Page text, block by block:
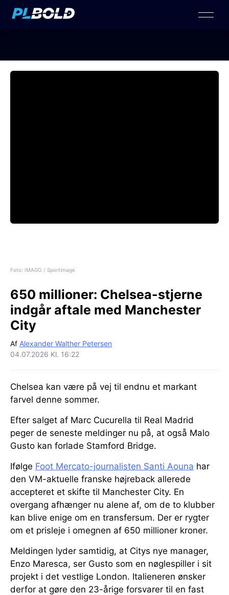
Foto: IMAGO / Sportimage
650 millioner: Chelsea-stjerne
indgår aftale med Manchester
City
Af Alexander Walther Petersen
04.07.2026 Kl. 16:22
Chelsea kan være på vej til endnu et markant
farvel denne sommer.
Efter salget af Marc Cucurella til Real Madrid
peger de seneste meldinger nu på, at også Malo
Gusto kan forlade Stamford Bridge.
Ifølge Foot Mercato-journalisten Santi Aouna har
den VM-aktuelle franske højreback allerede
accepteret et skifte til Manchester City. En
overgang afhænger nu alene af, om de to klubber
kan blive enige om en transfersum. Der er rygter
om et prisleje i omegnen af 650 millioner kroner.
Meldingen lyder samtidig, at Citys nye manager,
Enzo Maresca, ser Gusto som en nøglespiller i sit
projekt i det vestlige London. Italieneren ønsker
derfor at gøre den 23-årige forsvarer til en fast